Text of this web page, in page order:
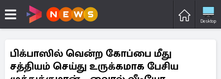
Desktop
பிக்பாஸில் வென்ற கோப்பை மீது
சத்தியம் செய்து உருக்கமாக பேசிய